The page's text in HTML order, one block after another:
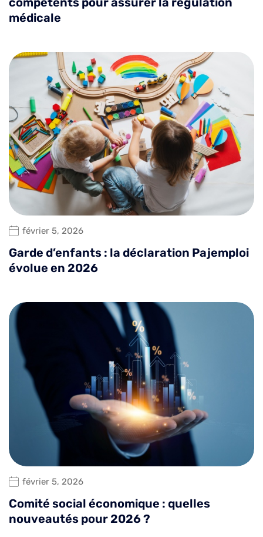
médicale
février 5, 2026
Garde d’enfants : la déclaration Pajemploi
évolue en 2026
février 5, 2026
Comité social économique : quelles
nouveautés pour 2026 ?